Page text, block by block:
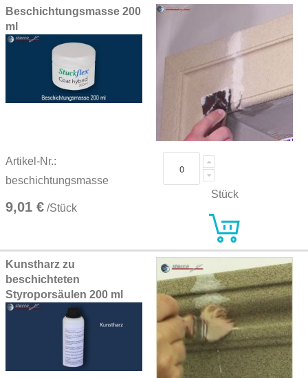
Beschichtungsmasse 200
ml
Artikel-Nr.:
beschichtungsmasse
9,01 € /Stück
Stück
Kunstharz zu
beschichteten
Styroporsäulen 200 ml